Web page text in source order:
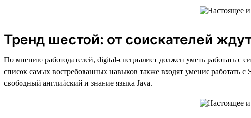
Тренд шестой: от соискателей
По мнению работодателей, digital-специалист должен уметь работать с
список самых востребованных навыков также входят умение
свободный английский и знание языка Java.